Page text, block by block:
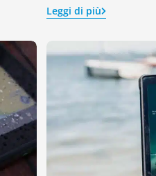
Leggi di più